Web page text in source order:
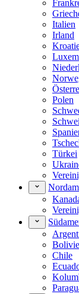
Italien
Irland
Polen
Türkei
Chile